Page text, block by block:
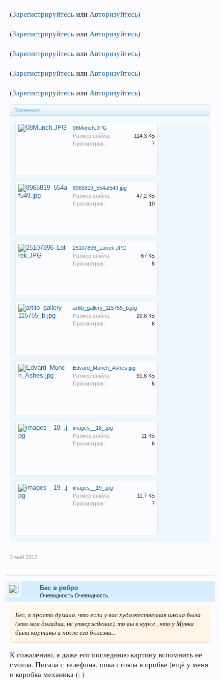
(Зарегистрируйтесь или Авторизуйтесь)
(Зарегистрируйтесь или Авторизуйтесь)
(Зарегистрируйтесь или Авторизуйтесь)
(Зарегистрируйтесь или Авторизуйтесь)
(Зарегистрируйтесь или Авторизуйтесь)
Вложения:
08Munch.JPG
Размер файла:
114,3 КБ
Просмотров:
7
8965819_554af549.jpg
Размер файла:
47,2 КБ
Просмотров:
10
25107896_Lotrek.JPG
Размер файла:
67 КБ
Просмотров:
8
artlib_gallery_115755_b.jpg
Размер файла:
20,8 КБ
Просмотров:
6
Edvard_Munch_Ashes.jpg
Размер файла:
91,8 КБ
Просмотров:
6
images__18_.jpg
Размер файла:
11 КБ
Просмотров:
6
images__19_.jpg
Размер файла:
11,7 КБ
Просмотров:
7
3 май 2012
Бес в ребро
Очевидность Очевидность.
Бес, я просто думала, что если у вас художественная школа была
(это моя догадка, не утверждение), то вы в курсе , что у Мунка
были картины и после его болезни...
К сожалению, я даже его последнюю картину вспомнить не
смогла. Писала с телефона, пока стояла в пробке (ещё у меня
и коробка механика (: )